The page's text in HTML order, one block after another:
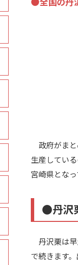
政府がまと
生産してい
宮崎県となっ
●丹沢
丹沢栗は早
で続きます